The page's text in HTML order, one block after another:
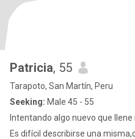
Patricia, 55
Tarapoto, San Martín, Peru
Seeking: Male 45 - 55
Intentando algo nuevo que llene
Es difícil describirse una